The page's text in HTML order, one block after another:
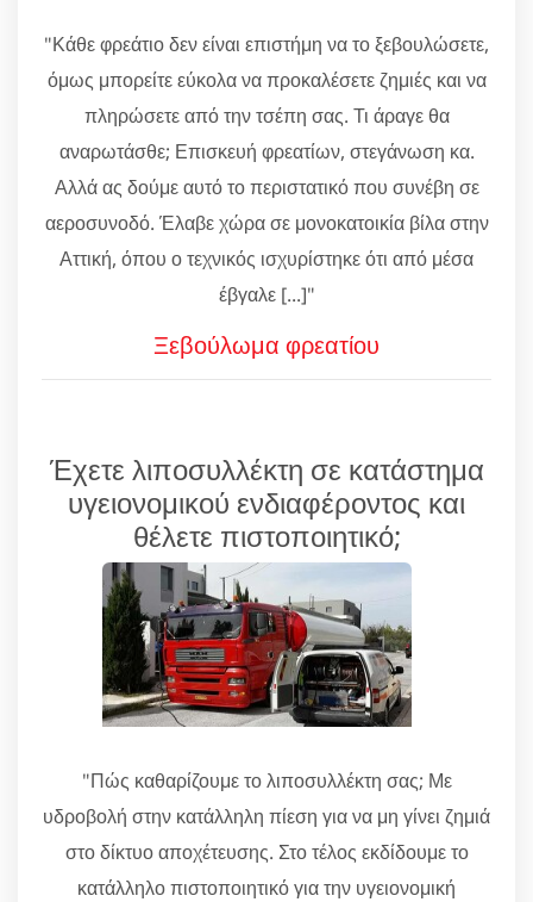
"Κάθε φρεάτιο δεν είναι επιστήμη να το ξεβουλώσετε,
όμως μπορείτε εύκολα να προκαλέσετε ζημιές και να
πληρώσετε από την τσέπη σας. Τι άραγε θα
αναρωτάσθε; Επισκευή φρεατίων, στεγάνωση κα.
Αλλά ας δούμε αυτό το περιστατικό που συνέβη σε
αεροσυνοδό. Έλαβε χώρα σε μονοκατοικία βίλα στην
Αττική, όπου ο τεχνικός ισχυρίστηκε ότι από μέσα
έβγαλε [...]"
Ξεβούλωμα φρεατίου
Έχετε λιποσυλλέκτη σε κατάστημα
υγειονομικού ενδιαφέροντος και
θέλετε πιστοποιητικό;
"Πώς καθαρίζουμε το λιποσυλλέκτη σας; Με
υδροβολή στην κατάλληλη πίεση για να μη γίνει ζημιά
στο δίκτυο αποχέτευσης. Στο τέλος εκδίδουμε το
κατάλληλο πιστοποιητικό για την υγειονομική